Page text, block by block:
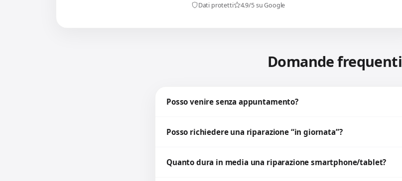
Dati protetti
4.9/5 su Google
Domande frequenti
Posso venire senza appuntamento?
Posso richiedere una riparazione “in giornata”?
Quanto dura in media una riparazione smartphone/tablet?